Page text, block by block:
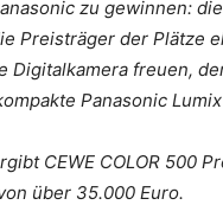
zu gewinnen:
Preisträger der Plätze
Digitalkamera freuen,
Panasonic
CEWE COLOR 500
über 35.000 Euro.